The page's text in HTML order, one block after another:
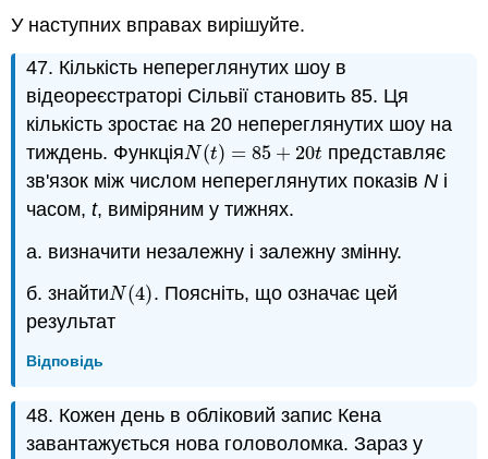
У наступних вправах вирішуйте.
47. Кількість непереглянутих шоу в
відеореєстраторі Сільвії становить 85. Ця
кількість зростає на 20 непереглянутих шоу на
тиждень. ФункціяN(t) = 85 + 20t
N(t)= 85 +20t
представляє
зв'язок між числом непереглянутих показівN і
часом,t, виміряним у тижнях.
a. визначити незалежну і залежну змінну.
б. знайтиN(4)
N(4) . Поясніть, що означає цей
результат
Відповідь
48. Кожен день в обліковий запис Кена
завантажується нова головоломка. Зараз у